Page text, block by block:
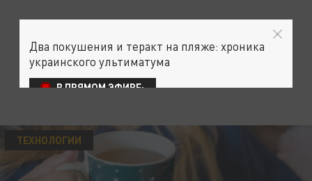
ТЕХНОЛОГИИ
Два покушения и теракт на пляже: хроника
украинского ультиматума
В ПРЯМОМ ЭФИРЕ: